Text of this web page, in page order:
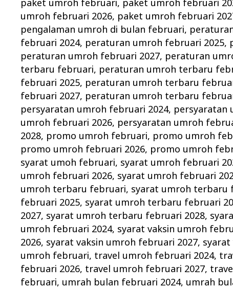
paket umroh februari, paket umroh februari
umroh februari 2026, paket umroh februari
pengalaman umroh di bulan februari,
februari 2024, peraturan umroh februari 2025,
peraturan umroh februari 2027, peraturan
terbaru februari, peraturan umroh terbaru
februari 2025, peraturan umroh terbaru
februari 2027, peraturan umroh terbaru
persyaratan umroh februari 2024, persyaratan
umroh februari 2026, persyaratan umroh
2028, promo umroh februari, promo umroh
promo umroh februari 2026, promo umroh
syarat umoh februari, syarat umroh februari
umroh februari 2026, syarat umroh februari
umroh terbaru februari, syarat umroh terbaru
februari 2025, syarat umroh terbaru februari
2027, syarat umroh terbaru februari 2028,
umroh februari 2024, syarat vaksin umroh
2026, syarat vaksin umroh februari 2027,
umroh februari, travel umroh februari 2024,
februari 2026, travel umroh februari 2027,
februari, umrah bulan februari 2024, umrah